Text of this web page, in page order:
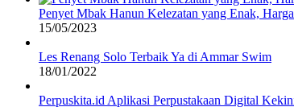
Penyet Mbak Hanun Kelezatan yang Enak,
15/05/2023
Les Renang Solo Terbaik Ya di Ammar Swim
18/01/2022
Perpuskita.id Aplikasi Perpustakaan Digital